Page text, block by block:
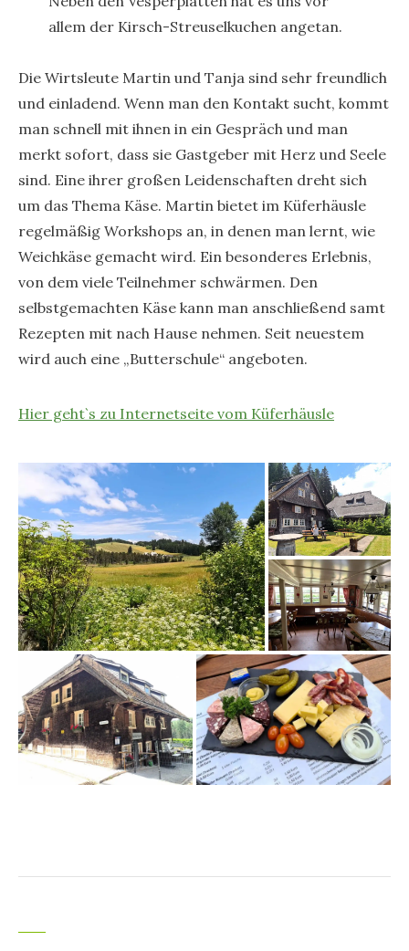
allem der Kirsch-Streuselkuchen angetan.
Die Wirtsleute Martin und Tanja sind sehr freundlich
und einladend. Wenn man den Kontakt sucht, kommt
man schnell mit ihnen in ein Gespräch und man
merkt sofort, dass sie Gastgeber mit Herz und Seele
sind. Eine ihrer großen Leidenschaften dreht sich
um das Thema Käse. Martin bietet im Küferhäusle
regelmäßig Workshops an, in denen man lernt, wie
Weichkäse gemacht wird. Ein besonderes Erlebnis,
von dem viele Teilnehmer schwärmen. Den
selbstgemachten Käse kann man anschließend samt
Rezepten mit nach Hause nehmen. Seit neuestem
wird auch eine „Butterschule“ angeboten.
Hier geht`s zu Internetseite vom Küferhäusle